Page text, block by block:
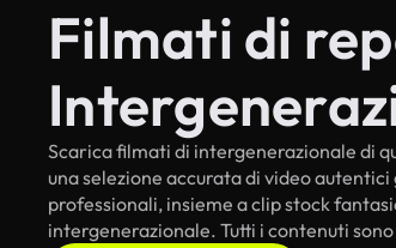
Filmati di
Scarica filmati di intergenerazionale di
una selezione accurata di video
professionali, insieme a clip stock
intergenerazionale. Tutti i contenuti